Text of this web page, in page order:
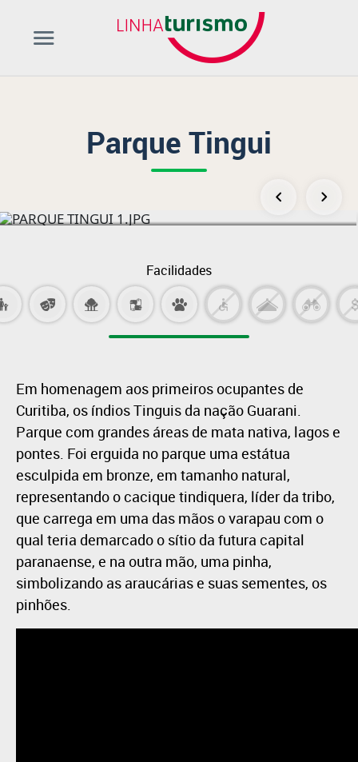
Parque Tingui
Facilidades
Em homenagem aos primeiros ocupantes de
Curitiba, os índios Tinguis da nação Guarani.
Parque com grandes áreas de mata nativa, lagos e
pontes. Foi erguida no parque uma estátua
esculpida em bronze, em tamanho natural,
representando o cacique tindiquera, líder da tribo,
que carrega em uma das mãos o varapau com o
qual teria demarcado o sítio da futura capital
paranaense, e na outra mão, uma pinha,
simbolizando as araucárias e suas sementes, os
pinhões.